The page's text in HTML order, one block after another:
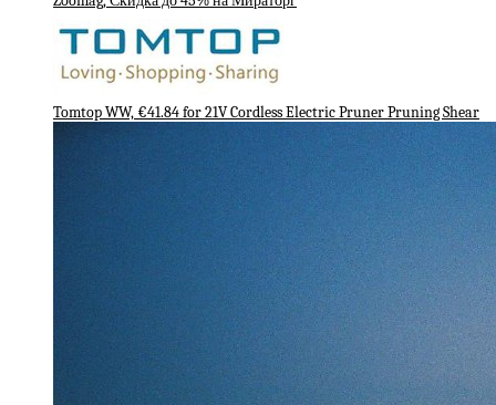
Tomtop WW, €41.84 for 21V Cordless Electric Pruner Pruning Shear